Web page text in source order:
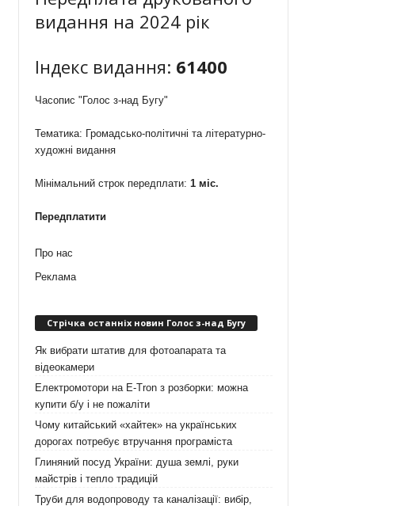
видання на 2024 рік
Індекс видання: 61400
Часопис "Голос з-над Бугу"
Тематика: Громадсько-політичні та літературно-
художні видання
Мінімальний строк передплати: 1 міс.
Передплатити
Про нас
Реклама
Стрічка останніх новин Голос з-над Бугу
Як вибрати штатив для фотоапарата та
відеокамери
Електромотори на E-Tron з розборки: можна
купити б/у і не пожаліти
Чому китайський «хайтек» на українських
дорогах потребує втручання програміста
Глиняний посуд України: душа землі, руки
майстрів і тепло традицій
Труби для водопроводу та каналізації: вибір,